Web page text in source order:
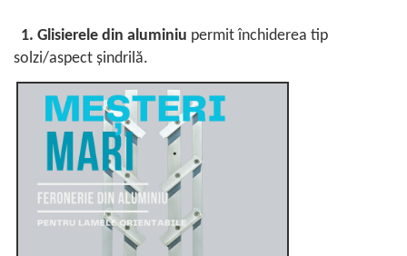
1. Glisierele din aluminiu permit închiderea tip
solzi/aspect șindrilă.